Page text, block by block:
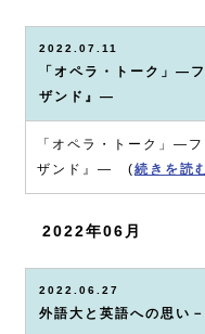
2022.07.11
「オペラ・トーク」―
ザンド』―
「オペラ・トーク」―
ザンド』― ( 続きを読
2022年06月
2022.06.27
外語大と英語への思い